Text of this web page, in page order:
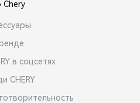
Chery
в соцсетях
CHERY